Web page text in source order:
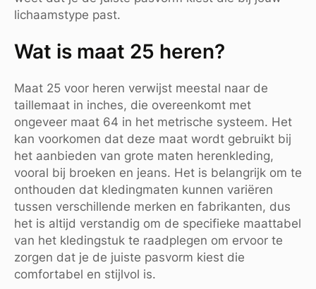
lichaamstype past.
Wat is maat 25 heren?
Maat 25 voor heren verwijst meestal naar de
taillemaat in inches, die overeenkomt met
ongeveer maat 64 in het metrische systeem. Het
kan voorkomen dat deze maat wordt gebruikt bij
het aanbieden van grote maten herenkleding,
vooral bij broeken en jeans. Het is belangrijk om te
onthouden dat kledingmaten kunnen variëren
tussen verschillende merken en fabrikanten, dus
het is altijd verstandig om de specifieke maattabel
van het kledingstuk te raadplegen om ervoor te
zorgen dat je de juiste pasvorm kiest die
comfortabel en stijlvol is.